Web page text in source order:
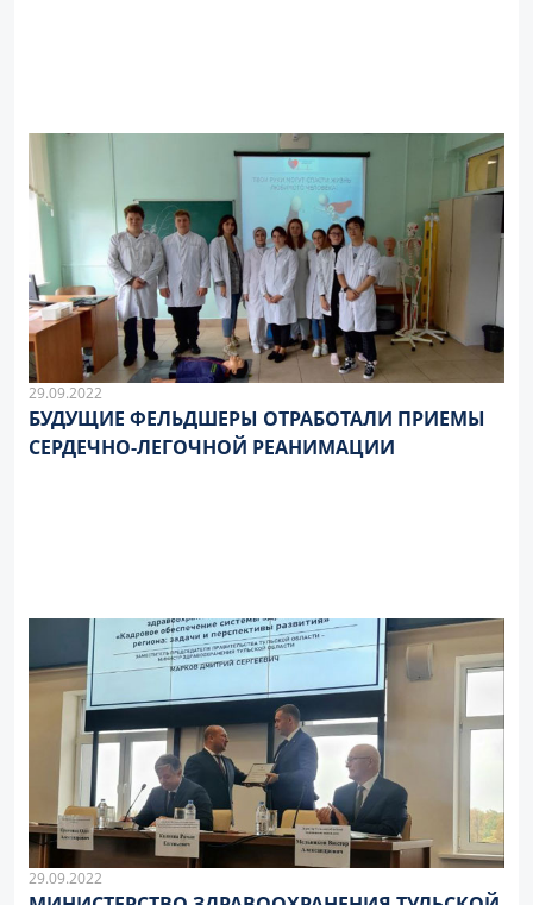
29.09.2022
БУДУЩИЕ ФЕЛЬДШЕРЫ ОТРАБОТАЛИ ПРИЕМЫ
СЕРДЕЧНО-ЛЕГОЧНОЙ РЕАНИМАЦИИ
29.09.2022